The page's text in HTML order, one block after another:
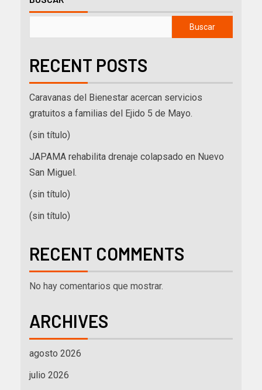
Buscar
RECENT POSTS
Caravanas del Bienestar acercan servicios
gratuitos a familias del Ejido 5 de Mayo.
(sin título)
JAPAMA rehabilita drenaje colapsado en Nuevo
San Miguel.
(sin título)
(sin título)
RECENT COMMENTS
No hay comentarios que mostrar.
ARCHIVES
agosto 2026
julio 2026